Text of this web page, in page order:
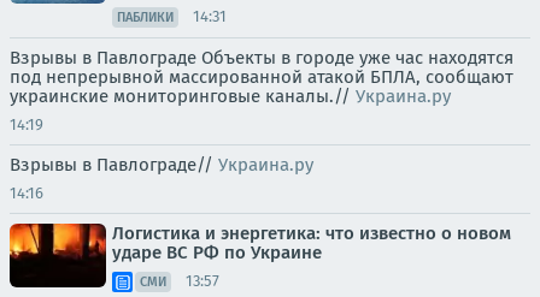
ПАБЛИКИ 14:31
Взрывы в Павлограде Объекты в городе уже час находятся
под непрерывной массированной атакой БПЛА, сообщают
украинские мониторинговые каналы.// Украина.ру
14:19
Взрывы в Павлограде// Украина.ру
14:16
Логистика и энергетика: что известно о новом
ударе ВС РФ по Украине
СМИ 13:57